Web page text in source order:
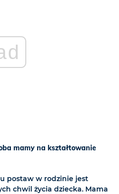
mamy na kształtowanie
postaw w rodzinie jest
chwil życia dziecka. Mama